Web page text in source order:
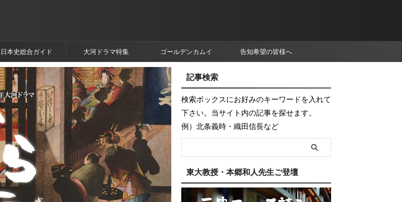
日本史総合ガイド 大河ドラマ特集 ゴールデンカムイ 告知希望の皆様へ
記事検索
検索ボックスにお好みのキーワードを入れて
下さい。当サイト内の記事を探せます。
例）北条義時・織田信長など
東大教授・本郷和人先生ご登壇